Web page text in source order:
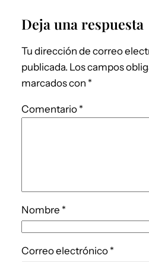
Deja una respuesta
Tu dirección de correo
publicada. Los campos
marcados con *
Comentario *
Nombre *
Correo electrónico *